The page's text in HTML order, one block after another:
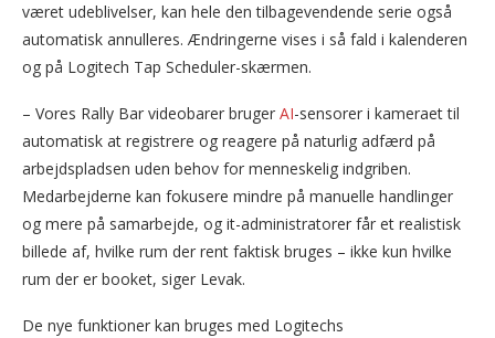
været udeblivelser, kan hele den tilbagevendende serie også
automatisk annulleres. Ændringerne vises i så fald i kalenderen
og på Logitech Tap Scheduler-skærmen.
– Vores Rally Bar videobarer bruger AI-sensorer i kameraet til
automatisk at registrere og reagere på naturlig adfærd på
arbejdspladsen uden behov for menneskelig indgriben.
Medarbejderne kan fokusere mindre på manuelle handlinger
og mere på samarbejde, og it-administratorer får et realistisk
billede af, hvilke rum der rent faktisk bruges – ikke kun hvilke
rum der er booket, siger Levak.
De nye funktioner kan bruges med Logitechs